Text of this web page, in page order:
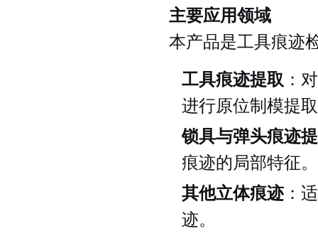
主要应用领域
本产品是工具痕迹
工具痕迹提取 ：
进行原位制模提
锁具与弹头痕迹
痕迹的局部特征。
其他立体痕迹 ：
迹。